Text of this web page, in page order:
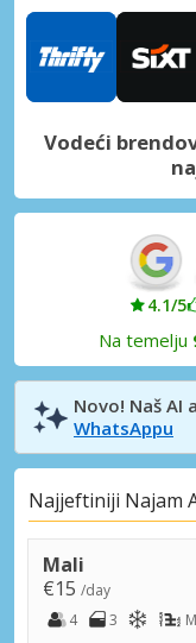
Vodeći
4.1/5
Na temelju
Novo! Naš AI
WhatsAppu
Najjeftiniji Najam
Mali
€15 /day
4
3 M